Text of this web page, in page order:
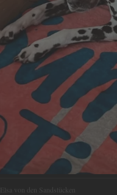
Elsa von den Sandstücken